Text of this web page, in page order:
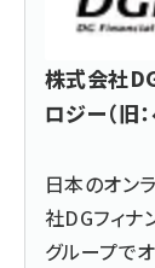
株式会社
ロジー（旧
日本のオン
社DGフィナ
グループで